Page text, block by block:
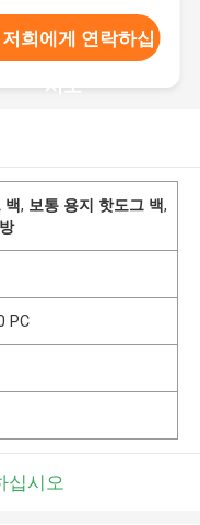
저희에게 연락하십
시오
백, 보통 용지 핫도그 백,
PC
십시오